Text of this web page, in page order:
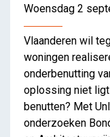
Woensdag 2
Vlaanderen wil
woningen
onderbenutting
oplossing niet ligt
benutten? Met
onderzoeken